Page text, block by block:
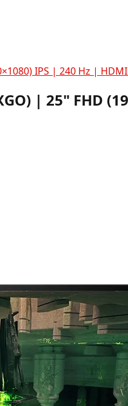
IPS | 240 Hz |
| 25" FHD